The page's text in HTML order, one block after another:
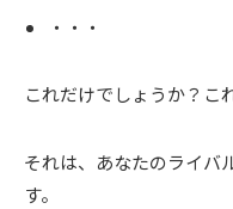
・・・
これだけでしょうか？こ
それは、あなたのライバ
す。